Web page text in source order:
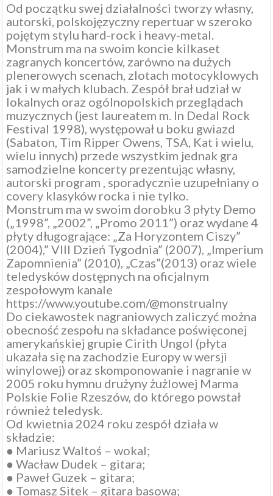
Od początku swej działalności tworzy własny,
autorski, polskojęzyczny repertuar w szeroko
pojętym stylu hard-rock i heavy-metal.
Monstrum ma na swoim koncie kilkaset
zagranych koncertów, zarówno na dużych
plenerowych scenach, zlotach motocyklowych
jak i w małych klubach. Zespół brał udział w
lokalnych oraz ogólnopolskich przeglądach
muzycznych (jest laureatem m. In Dedal Rock
Festival 1998), występował u boku gwiazd
(Sabaton, Tim Ripper Owens, TSA, Kat i wielu,
wielu innych) przede wszystkim jednak gra
samodzielne koncerty prezentując własny,
autorski program , sporadycznie uzupełniany o
covery klasyków rocka i nie tylko.
Monstrum ma w swoim dorobku 3 płyty Demo
(„1998”, „2002”, „Promo 2011”) oraz wydane 4
płyty długogrające: „Za Horyzontem Ciszy”
(2004),” VIII Dzień Tygodnia” (2007), „Imperium
Zapomnienia” (2010), „Czas”(2013) oraz wiele
teledysków dostępnych na oficjalnym
zespołowym kanale
https://www.youtube.com/@monstrualny
Do ciekawostek nagraniowych zaliczyć można
obecność zespołu na składance poświęconej
amerykańskiej grupie Cirith Ungol (płyta
ukazała się na zachodzie Europy w wersji
winylowej) oraz skomponowanie i nagranie w
2005 roku hymnu drużyny żużlowej Marma
Polskie Folie Rzeszów, do którego powstał
również teledysk.
Od kwietnia 2024 roku zespół działa w
składzie:
● Mariusz Waltoś – wokal;
● Wacław Dudek – gitara;
● Paweł Guzek – gitara;
● Tomasz Sitek – gitara basowa;